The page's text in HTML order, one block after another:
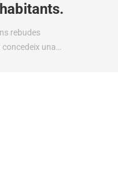
rebudes
concedeix una…